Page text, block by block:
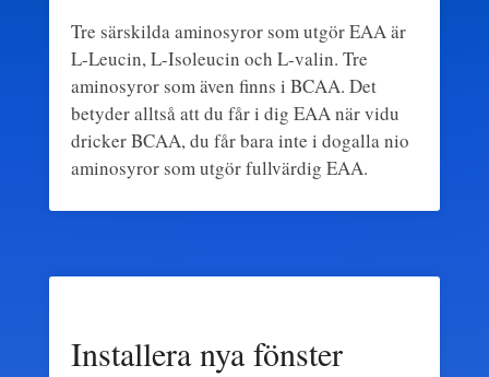
Tre särskilda aminosyror som utgör EAA är
L-Leucin, L-Isoleucin och L-valin. Tre
aminosyror som även finns i BCAA. Det
betyder alltså att du får i dig EAA när vidu
dricker BCAA, du får bara inte i dogalla nio
aminosyror som utgör fullvärdig EAA.
Installera nya fönster